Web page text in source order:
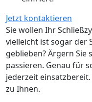
Jetzt kontaktieren
Sie wollen Ihr
vielleicht ist sogar der
geblieben? Ärgern Sie
passieren. Genau für
jederzeit
zu Ihnen.